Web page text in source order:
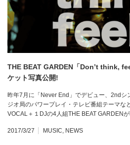
THE BEAT GARDEN「Don’t think,
ケット写真公開!
昨年7月に「Never End」でデビュー、2ndシ
ジオ局のパワープレイ・テレビ番組テーマな
VOCAL＋１DJの4人組THE BEAT GARDEN
2017/3/27 MUSIC, NEWS